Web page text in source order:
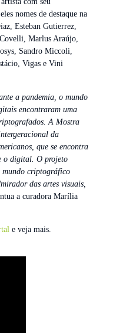
nomes de destaque na
Esteban Gutierrez,
Marlus Araújo,
Sandro Miccoli,
Vigas e Vini
a pandemia, o mundo
encontraram uma
A Mostra
da
que se encontra
o digital. O projeto
criptográfico
das artes visuais,
a curadora Marília
e veja mais.